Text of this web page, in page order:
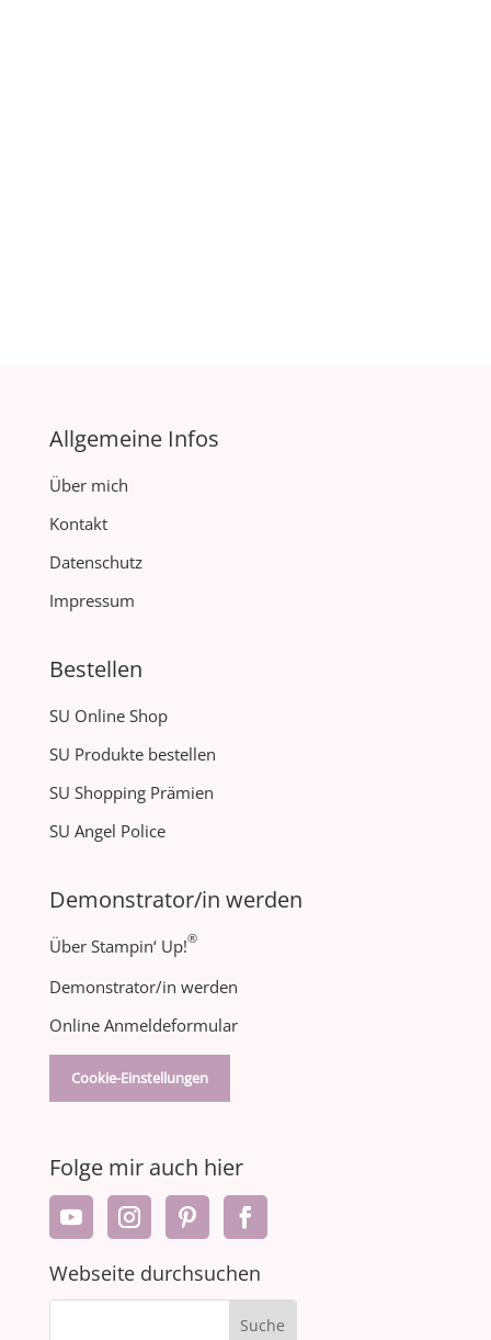
Allgemeine Infos
Über mich
Kontakt
Datenschutz
Impressum
Bestellen
SU Online Shop
SU Produkte bestellen
SU Shopping Prämien
SU Angel Police
Demonstrator/in werden
Über Stampin‘ Up!®
Demonstrator/in werden
Online Anmeldeformular
Cookie-Einstellungen
Folge mir auch hier
Webseite durchsuchen